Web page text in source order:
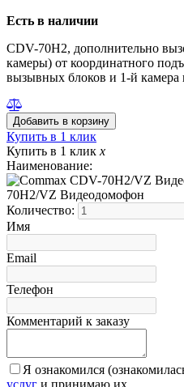
Есть в наличии
CDV-70H2, дополнительно
камеры) от координатного
вызывных блоков и 1-й камера
Купить в 1 клик
Купить в 1 клик x
Наименование:
70H2/VZ Видеодомофон
Количество:
Имя
Email
Телефон
Комментарий к заказу
Я ознакомился
услуг и принимаю их